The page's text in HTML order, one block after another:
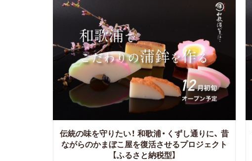
伝統の味を守りたい！ 和歌浦・くずし通りに、 昔
ながらのかまぼこ屋を復活させるプロジェクト
【ふるさと納税型】